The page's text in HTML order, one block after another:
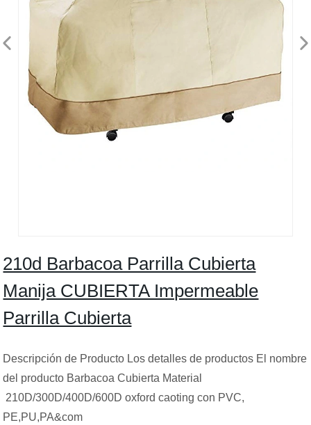
210d Barbacoa Parrilla Cubierta
Manija CUBIERTA Impermeable
Parrilla Cubierta
Descripción de Producto Los detalles de productos El nombre
del producto Barbacoa Cubierta Material
210D/300D/400D/600D oxford caoting con PVC,
PE,PU,PA&com